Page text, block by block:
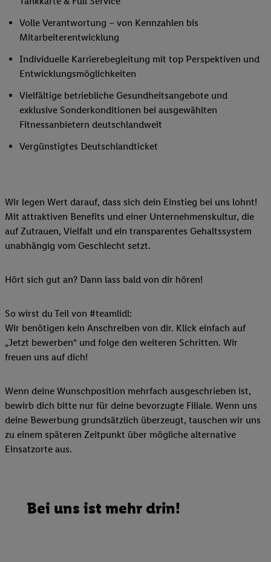
Volle Verantwortung – von Kennzahlen bis
Mitarbeiterentwicklung
Individuelle Karrierebegleitung mit top Perspektiven und
Entwicklungsmöglichkeiten
Vielfältige betriebliche Gesundheitsangebote und
exklusive Sonderkonditionen bei ausgewählten
Fitnessanbietern deutschlandweit
Vergünstigtes Deutschlandticket
Wir legen Wert darauf, dass sich dein Einstieg bei uns lohnt!
Mit attraktiven Benefits und einer Unternehmenskultur, die
auf Zutrauen, Vielfalt und ein transparentes Gehaltssystem
unabhängig vom Geschlecht setzt.
Hört sich gut an? Dann lass bald von dir hören!
So wirst du Teil von #teamlidl:
Wir benötigen kein Anschreiben von dir. Klick einfach auf
„Jetzt bewerben“ und folge den weiteren Schritten. Wir
freuen uns auf dich!
Wenn deine Wunschposition mehrfach ausgeschrieben ist,
bewirb dich bitte nur für deine bevorzugte Filiale. Wenn uns
deine Bewerbung grundsätzlich überzeugt, tauschen wir uns
zu einem späteren Zeitpunkt über mögliche alternative
Einsatzorte aus.
Bei uns ist mehr drin!